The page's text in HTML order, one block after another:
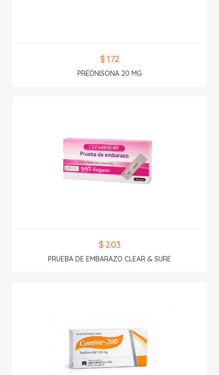
$ 1.72
PREDNISONA 20 MG
$ 2.03
PRUEBA DE EMBARAZO CLEAR & SURE